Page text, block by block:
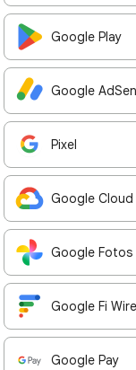
Google Play
Google
Pixel
Google Cloud
Google Fotos
Google Fi
Google Pay